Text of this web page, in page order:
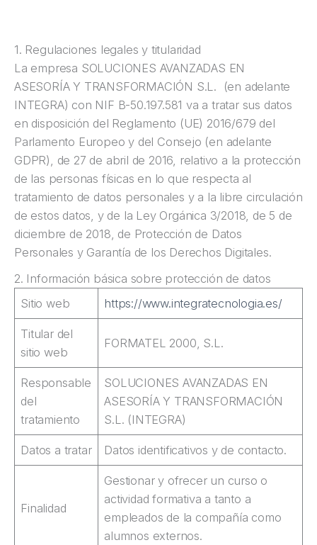
1. Regulaciones legales y titularidad
La empresa SOLUCIONES AVANZADAS EN
ASESORÍA Y TRANSFORMACIÓN S.L. (en adelante
INTEGRA) con NIF B-50.197.581 va a tratar sus datos
en disposición del Reglamento (UE) 2016/679 del
Parlamento Europeo y del Consejo (en adelante
GDPR), de 27 de abril de 2016, relativo a la protección
de las personas físicas en lo que respecta al
tratamiento de datos personales y a la libre circulación
de estos datos, y de la Ley Orgánica 3/2018, de 5 de
diciembre de 2018, de Protección de Datos
Personales y Garantía de los Derechos Digitales.
2. Información básica sobre protección de datos
Sitio web
https://www.integratecnologia.es/
Titular del
sitio web
FORMATEL 2000, S.L.
Responsable
del
tratamiento
SOLUCIONES AVANZADAS EN
ASESORÍA Y TRANSFORMACIÓN
S.L. (INTEGRA)
Datos a tratar Datos identificativos y de contacto.
Finalidad
Gestionar y ofrecer un curso o
actividad formativa a tanto a
empleados de la compañía como
alumnos externos.